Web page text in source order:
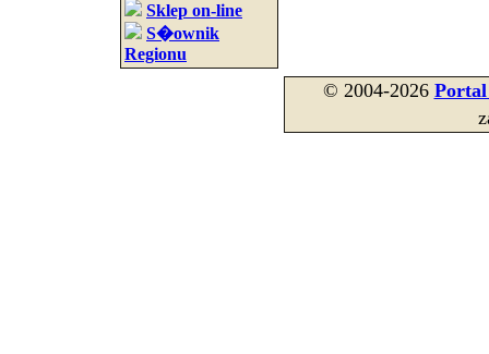
Sklep on-line
S�ownik
Regionu
© 2004-2026